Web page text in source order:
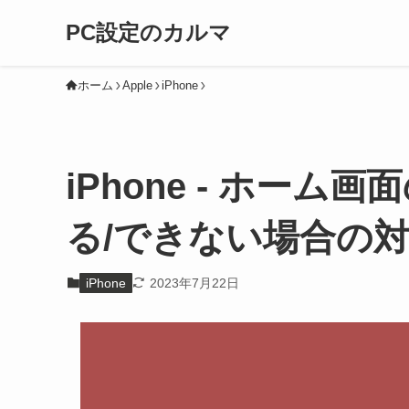
PC設定のカルマ
ホーム Apple iPhone
iPhone - ホーム画
る/できない場合の
iPhone 2023年7月22日